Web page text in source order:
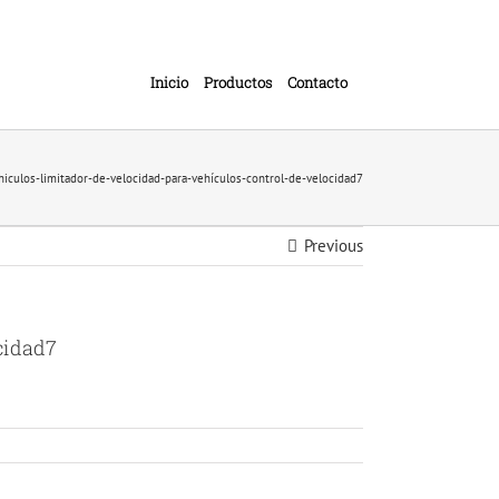
Inicio Productos Contacto
limitador-de-velocidad-para-vehículos-control-de-velocidad7
Previous